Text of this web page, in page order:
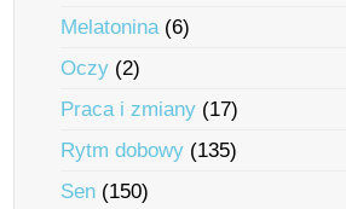
Melatonina(6)
Oczy (2)
Praca i zmiany (17)
Rytm dobowy (135)
Sen (150)